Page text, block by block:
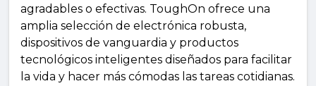
agradables o efectivas. ToughOn ofrece una
amplia selección de electrónica robusta,
dispositivos de vanguardia y productos
tecnológicos inteligentes diseñados para facilitar
la vida y hacer más cómodas las tareas cotidianas.